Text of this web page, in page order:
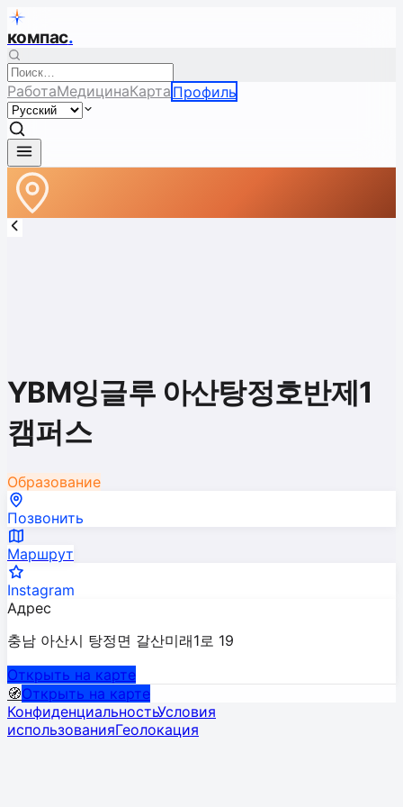
компас.
РаботаМедицинаКарта Профиль
YBM잉글루 아산탕정호반제1
캠퍼스
Образование
Позвонить
Маршрут
Instagram
Адрес
충남 아산시 탕정면 갈산미래1로 19
Открыть на карте
🧭Открыть на карте
КонфиденциальностьУсловия
использованияГеолокация